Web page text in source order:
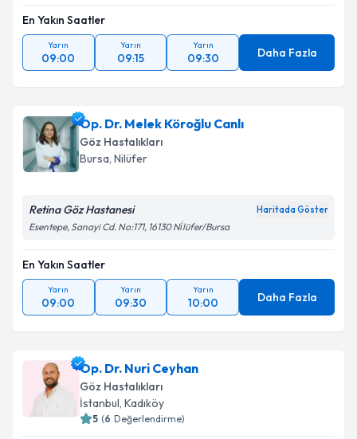
En Yakın Saatler
Yarın
09:00
Yarın
09:15
Yarın
09:30 Daha Fazla
Op. Dr. Melek Köroğlu Canlı
Göz Hastalıkları
Bursa, Nilüfer
Retina Göz Hastanesi Haritada Göster
Esentepe, Sanayi Cd. No:171, 16130 Ni̇lüfer/Bursa
En Yakın Saatler
Yarın
09:00
Yarın
09:30
Yarın
10:00 Daha Fazla
Op. Dr. Nuri Ceyhan
Göz Hastalıkları
İstanbul, Kadıköy
5 (6 Değerlendirme)